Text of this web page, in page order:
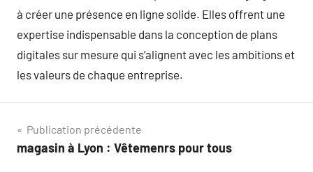
à créer une présence en ligne solide. Elles offrent une
expertise indispensable dans la conception de plans
digitales sur mesure qui s’alignent avec les ambitions et
les valeurs de chaque entreprise.
Navigation
de
Publication précédente
magasin à Lyon : Vêtemenrs pour tous